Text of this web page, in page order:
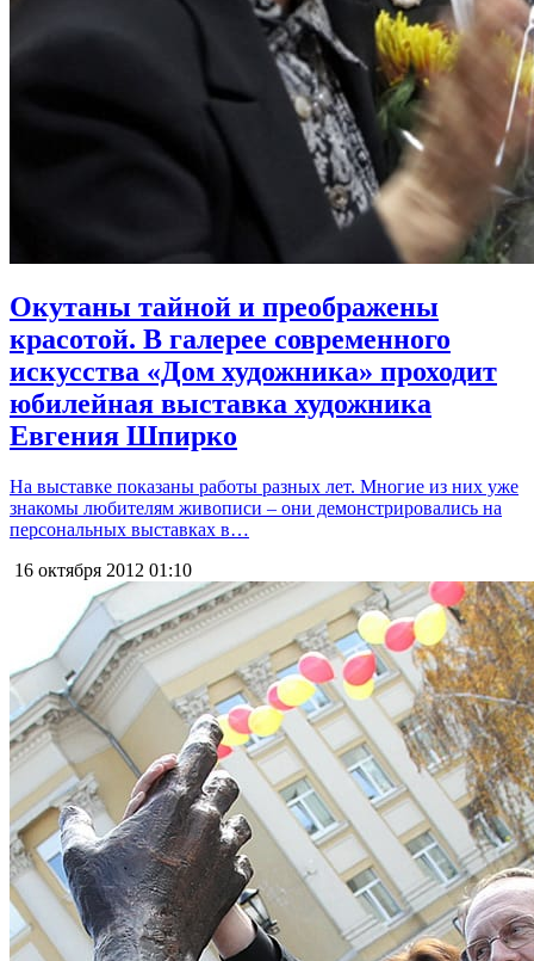
Окутаны тайной и преображены
красотой. В галерее современного
искусства «Дом художника» проходит
юбилейная выставка художника
Евгения Шпирко
На выставке показаны работы разных лет. Многие из них уже
знакомы любителям живописи – они демонстрировались на
персональных выставках в…
16 октября 2012 01:10